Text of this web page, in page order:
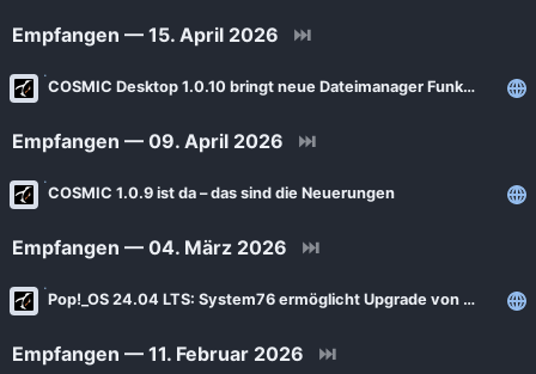
Empfangen — 15. April 2026 ⏭
COSMIC Desktop 1.0.10 bringt neue Dateimanager Funktionen und Workspace-Controls
Empfangen — 09. April 2026 ⏭
COSMIC 1.0.9 ist da – das sind die Neuerungen
Empfangen — 04. März 2026 ⏭
Pop!_OS 24.04 LTS: System76 ermöglicht Upgrade von 22.04 LTS
Empfangen — 11. Februar 2026 ⏭